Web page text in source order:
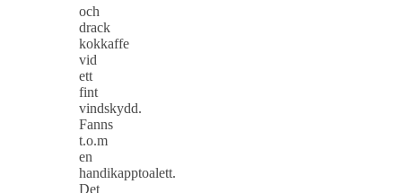
och
drack
kokkaffe
vid
ett
fint
vindskydd.
Fanns
t.o.m
en
handikapptoalett.
Det